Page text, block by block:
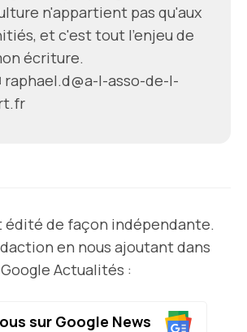
n'appartient pas qu'aux
et c'est tout l'enjeu de
écriture.
l-asso-de-l-
édité de façon indépendante.
en nous ajoutant dans
Actualités :
sur Google News